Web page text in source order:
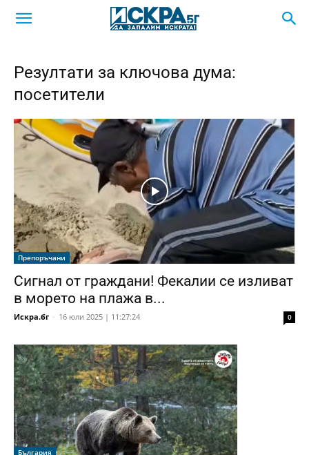
Резултати за ключова дума:
посетители
Препоръчани
Сигнал от граждани! Фекалии се изливат
в морето на плажа в...
Искра.бг - 16 юли 2025 | 11:27:24 0
България